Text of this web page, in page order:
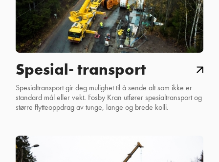
Spesial- transport
Spesialtransport gir deg mulighet til å sende alt som ikke er
standard mål eller vekt. Fosby Kran utfører spesialtransport og
større flytteoppdrag av tunge, lange og brede kolli.